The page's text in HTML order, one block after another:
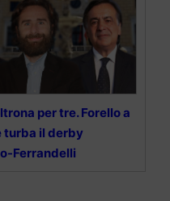
per tre. Forello a
turba il derby
Ferrandelli